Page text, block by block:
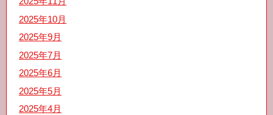
2025年10月
2025年9月
2025年7月
2025年6月
2025年5月
2025年4月